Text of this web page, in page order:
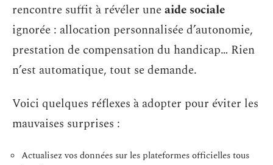
rencontre suffit à révéler uneaide sociale
ignorée : allocation personnalisée d’autonomie,
prestation de compensation du handicap… Rien
n’est automatique, tout se demande.
Voici quelques réflexes à adopter pour éviter les
mauvaises surprises :
Actualisez vos données sur les plateformes officielles tous